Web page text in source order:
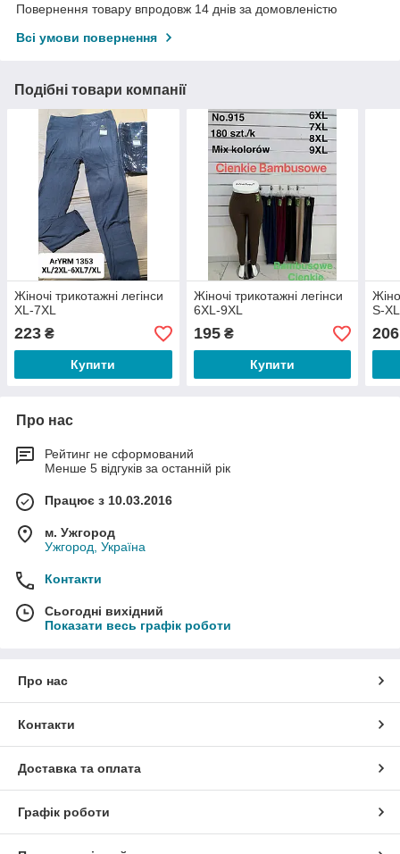
Повернення товару впродовж 14 днів за домовленістю
Всі умови повернення
Подібні товари компанії
Жіночі трикотажні легінси
XL-7XL
223 ₴
Купити
Жіночі трикотажні легінси
6XL-9XL
195₴
Купити
S-XL
206
Про нас
Рейтинг не сформований
Менше 5 відгуків за останній рік
Працює з 10.03.2016
м. Ужгород
Ужгород, Україна
Контакти
Сьогодні вихідний
Показати весь графік роботи
Про нас
Контакти
Доставка та оплата
Графік роботи